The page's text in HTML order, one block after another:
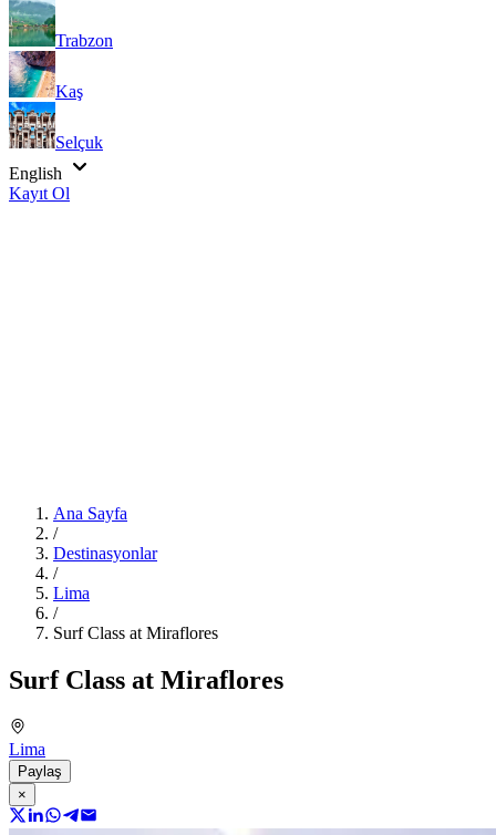
Trabzon
Kaş
Selçuk
English
Kayıt Ol
Ana Sayfa
/
Destinasyonlar
/
Lima
/
Surf Class at Miraflores
Surf Class at Miraflores
Lima
Paylaş
×